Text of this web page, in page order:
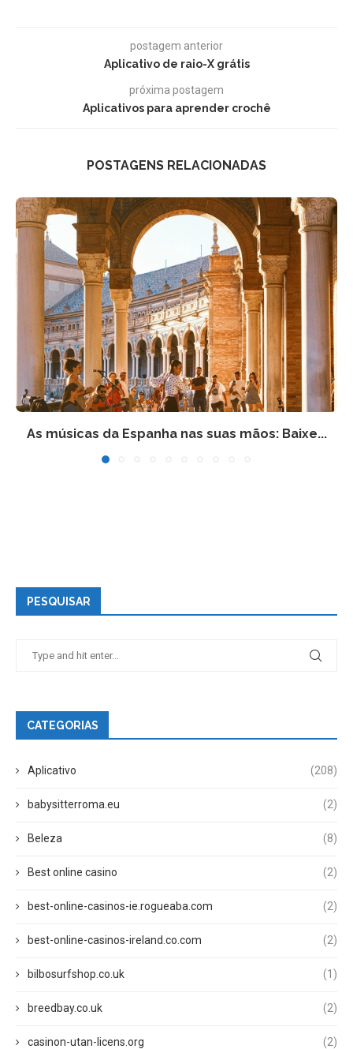
postagem anterior
Aplicativo de raio-X grátis
próxima postagem
Aplicativos para aprender crochê
POSTAGENS RELACIONADAS
As músicas da Espanha nas suas mãos: Baixe...
PESQUISAR
CATEGORIAS
Aplicativo (208)
babysitterroma.eu (2)
Beleza (8)
Best online casino (2)
best-online-casinos-ie.rogueaba.com (2)
best-online-casinos-ireland.co.com (2)
bilbosurfshop.co.uk (1)
breedbay.co.uk (2)
casinon-utan-licens.org (2)